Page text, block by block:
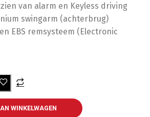
van alarm en Keyless driving
swingarm (achterbrug)
EBS remsysteem (Electronic
WINKELWAGEN